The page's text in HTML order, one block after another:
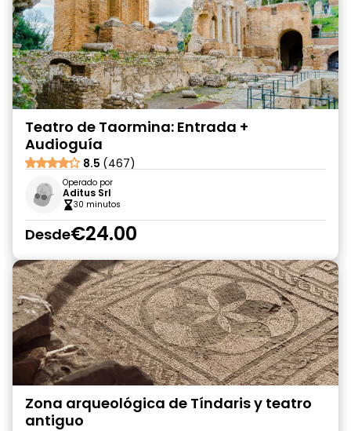
Teatro de Taormina: Entrada +
Audioguía
8.5 (467)
Operado por
Aditus Srl
30 minutos
Desde€24.00
Zona arqueológica de Tíndaris y teatro
antiguo